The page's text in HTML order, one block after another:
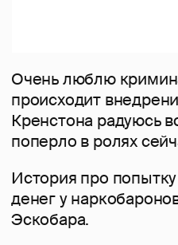
Очень люблю
происходит
Кренстона радуюсь
поперло в ролях
История про
денег у
Эскобара.